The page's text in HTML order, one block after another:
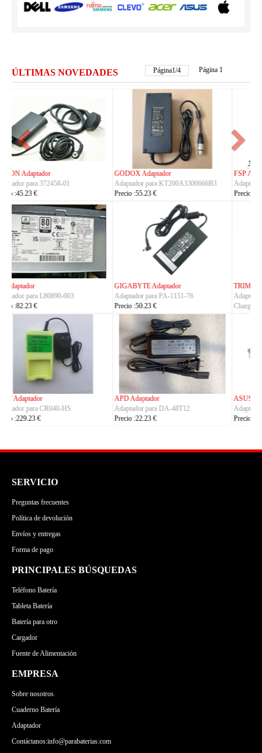
ÚLTIMAS NOVEDADES Página2/4 Página 1
FSP Adaptador
Adaptador para FSP330-ACAU3
Precio :164.23 €
HUAWEI Adaptador
Adaptador para S190126D1D
Precio :40.23 €
TRIMBLE Adaptador
Adaptador para
Charger_Dual_Battery_Slot
Precio :149.23 €
ASUS Adaptador
Adaptador para A14-150P1A
Precio :42.23 €
ASUS Adaptador
Adaptador para ADP-380AB_B
Precio :86.23 €
OLYMPUS Adaptador
Adaptador para CH4000
Precio :100.23 €
SERVICIO
Preguntas frecuentes
Política de devolución
Envíos y entregas
Forma de pago
PRINCIPALES BÚSQUEDAS
Teléfono Batería
Tableta Batería
Batería para otro
Cargador
Fuente de Alimentación
EMPRESA
Sobre nosotros
Cuaderno Batería
Adaptador
Contáctanos:info@parabaterias.com